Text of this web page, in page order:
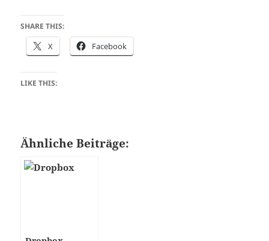
SHARE THIS:
X Facebook
LIKE THIS:
Ähnliche Beiträge: